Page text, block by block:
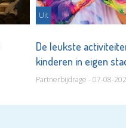
Uit
De leukste
kinderen in eigen
Partnerbijdrage - 07-08-